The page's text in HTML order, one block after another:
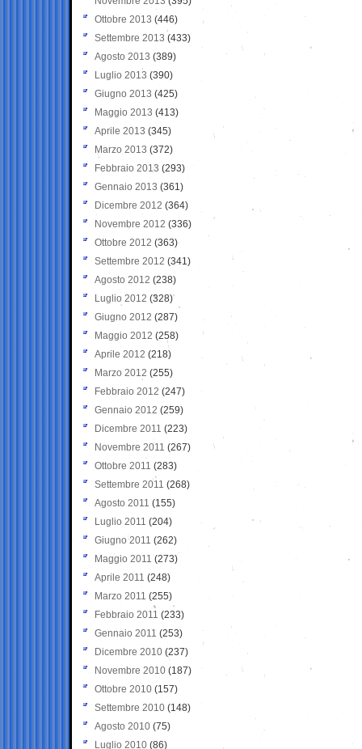
Ottobre 2013 (446)
Settembre 2013 (433)
Agosto 2013 (389)
Luglio 2013 (390)
Giugno 2013 (425)
Maggio 2013 (413)
Aprile 2013 (345)
Marzo 2013 (372)
Febbraio 2013 (293)
Gennaio 2013 (361)
Dicembre 2012 (364)
Novembre 2012 (336)
Ottobre 2012 (363)
Settembre 2012 (341)
Agosto 2012 (238)
Luglio 2012 (328)
Giugno 2012 (287)
Maggio 2012 (258)
Aprile 2012 (218)
Marzo 2012 (255)
Febbraio 2012 (247)
Gennaio 2012 (259)
Dicembre 2011 (223)
Novembre 2011 (267)
Ottobre 2011 (283)
Settembre 2011 (268)
Agosto 2011 (155)
Luglio 2011 (204)
Giugno 2011 (262)
Maggio 2011 (273)
Aprile 2011 (248)
Marzo 2011 (255)
Febbraio 2011 (233)
Gennaio 2011 (253)
Dicembre 2010 (237)
Novembre 2010 (187)
Ottobre 2010 (157)
Settembre 2010 (148)
Agosto 2010 (75)
Luglio 2010 (86)